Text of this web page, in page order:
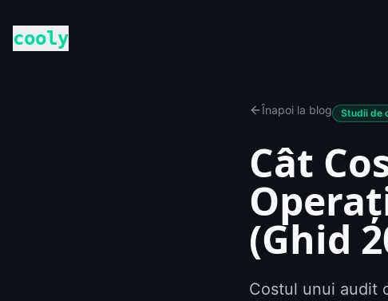
cooly
Înapoi la blog Studii de
Cât
(Ghid
Costul unui audit